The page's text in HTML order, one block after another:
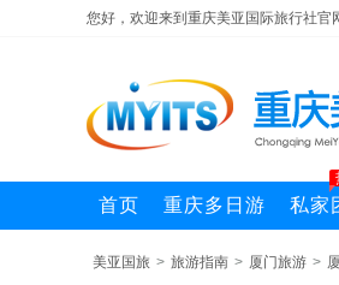
您好，欢迎来到重庆美亚国际旅行社官
首页 重庆多日游 私家
美亚国旅 > 旅游指南 > 厦门旅游 >